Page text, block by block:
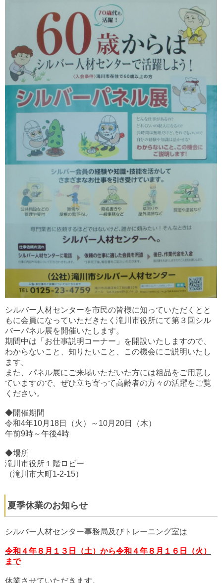
シルバー人材センターを市民の皆様に知っていただくとと
もに会員になっていただきたく滝川市役所にて第３回シル
バーパネル展を開催いたします。
期間中は「お仕事説明コーナー」を開設いたしますので、
わからないこと、知りたいこと、この機会にご説明いたし
ます。
また、パネル展にご来場いただいた方には粗品をご用意し
ていますので、ぜひ立ち寄って高齢者の方々の活躍をご覧
ください。
◆開催期間
令和4年10月18日（火）～10月20日（木）
午前9時～午後4時
◆場所
滝川市役所１階ロビー
（滝川市大町1-2-15）
夏季休業のお知らせ
シルバー人材センター事務局及びトレーニング室は
令和４年８月１３日（土）から令和４年８月１６日（火）
まで
休業させていただきます。